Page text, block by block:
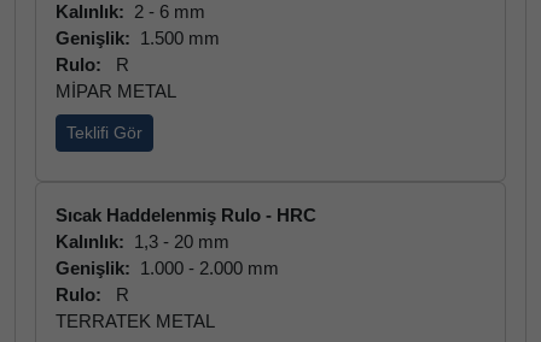
Kalınlık: 2 - 6 mm
Genişlik: 1.500 mm
Rulo:
R
MİPAR METAL
Teklifi Gör
Sıcak Haddelenmiş Rulo - HRC
Kalınlık: 1,3 - 20 mm
Genişlik: 1.000 - 2.000 mm
Rulo:
R
TERRATEK METAL